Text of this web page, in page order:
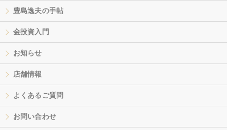
豊島逸夫の手帖
金投資入門
お知らせ
店舗情報
よくあるご質問
お問い合わせ